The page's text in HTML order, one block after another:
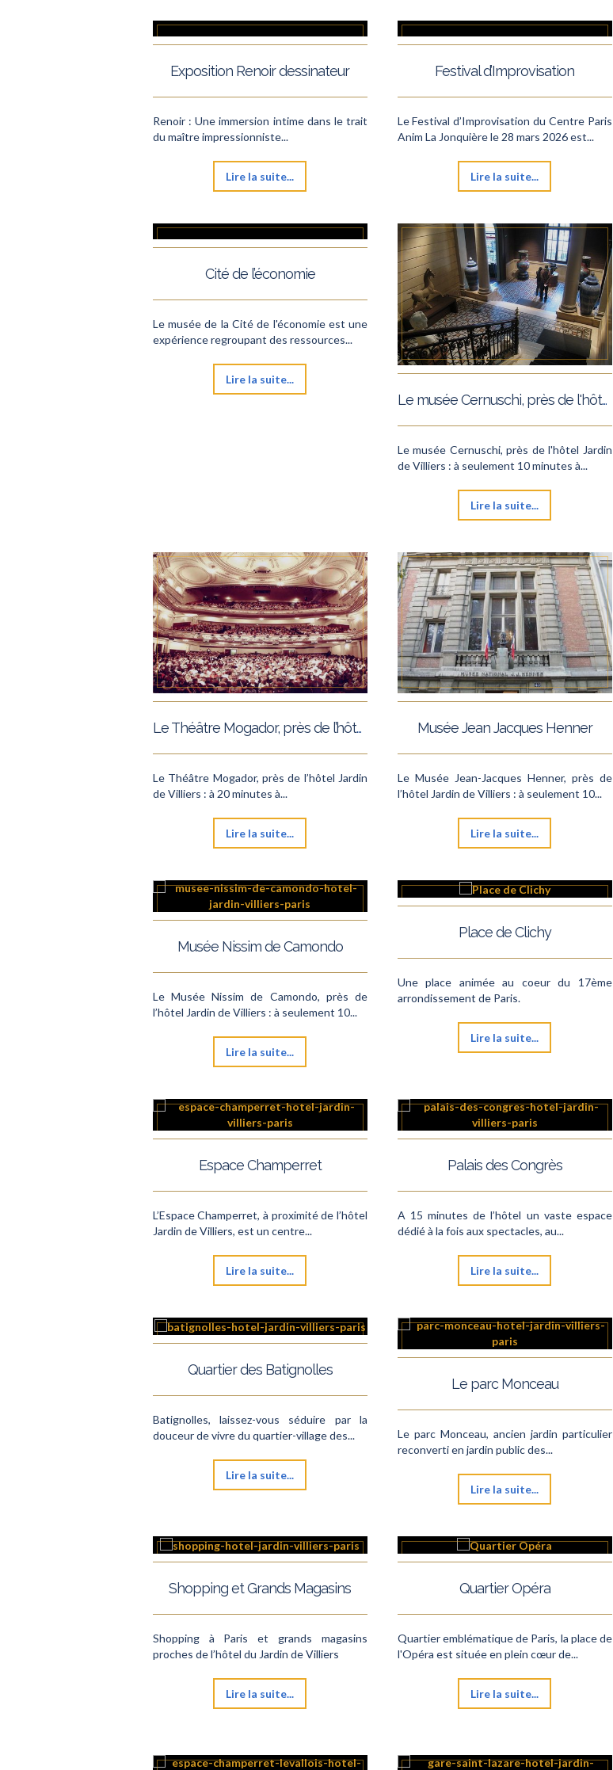
Exposition Renoir dessinateur
Renoir : Une immersion intime dans le trait
du maître impressionniste...
Lire la suite...
Festival d’Improvisation
Le Festival d’Improvisation du Centre Paris
Anim La Jonquière le 28 mars 2026 est...
Lire la suite...
Cité de l’économie
Le musée de la Cité de l'économie est une
expérience regroupant des ressources...
Lire la suite...
Le musée Cernuschi, près de l'hôtel Jardin de Villiers.
Le musée Cernuschi, près de l'hôtel Jardin
de Villiers : à seulement 10 minutes à...
Lire la suite...
Le Théâtre Mogador, près de l’hôtel Jardin de Villiers
Le Théâtre Mogador, près de l’hôtel Jardin
de Villiers : à 20 minutes à...
Lire la suite...
Musée Jean Jacques Henner
Le Musée Jean-Jacques Henner, près de
l’hôtel Jardin de Villiers : à seulement 10...
Lire la suite...
Musée Nissim de Camondo
Le Musée Nissim de Camondo, près de
l’hôtel Jardin de Villiers : à seulement 10...
Lire la suite...
Place de Clichy
Une place animée au coeur du 17ème
arrondissement de Paris.
Lire la suite...
Espace Champerret
L’Espace Champerret, à proximité de l’hôtel
Jardin de Villiers, est un centre...
Lire la suite...
Palais des Congrès
A 15 minutes de l’hôtel un vaste espace
dédié à la fois aux spectacles, au...
Lire la suite...
Quartier des Batignolles
Batignolles, laissez-vous séduire par la
douceur de vivre du quartier-village des...
Lire la suite...
Le parc Monceau
Le parc Monceau, ancien jardin particulier
reconverti en jardin public des...
Lire la suite...
Shopping et Grands Magasins
Shopping à Paris et grands magasins
proches de l’hôtel du Jardin de Villiers
Lire la suite...
Quartier Opéra
Quartier emblématique de Paris, la place de
l'Opéra est située en plein cœur de...
Lire la suite...